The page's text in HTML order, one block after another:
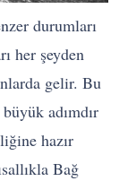
durumları
her şeyden
gelir. Bu
adımdır
hazır
Bağ